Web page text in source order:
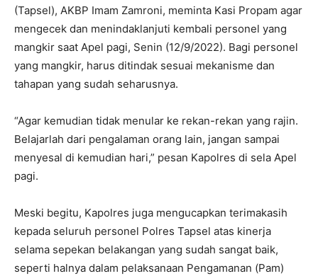
(Tapsel), AKBP Imam Zamroni, meminta Kasi Propam agar
mengecek dan menindaklanjuti kembali personel yang
mangkir saat Apel pagi, Senin (12/9/2022). Bagi personel
yang mangkir, harus ditindak sesuai mekanisme dan
tahapan yang sudah seharusnya.
“Agar kemudian tidak menular ke rekan-rekan yang rajin.
Belajarlah dari pengalaman orang lain, jangan sampai
menyesal di kemudian hari,” pesan Kapolres di sela Apel
pagi.
Meski begitu, Kapolres juga mengucapkan terimakasih
kepada seluruh personel Polres Tapsel atas kinerja
selama sepekan belakangan yang sudah sangat baik,
seperti halnya dalam pelaksanaan Pengamanan (Pam)